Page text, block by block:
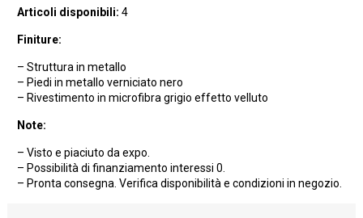
Articoli disponibili: 4
Finiture:
– Struttura in metallo
– Piedi in metallo verniciato nero
– Rivestimento in microfibra grigio effetto velluto
Note:
– Visto e piaciuto da expo.
– Possibilità di finanziamento interessi 0.
– Pronta consegna. Verifica disponibilità e condizioni in negozio.